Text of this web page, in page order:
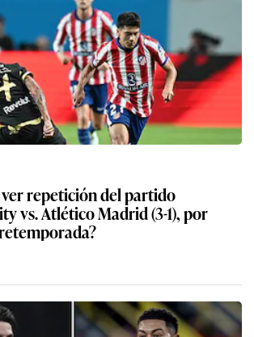
ver repetición del partido
vs. Atlético Madrid (3-1), por